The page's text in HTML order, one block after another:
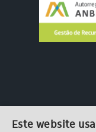
Este website